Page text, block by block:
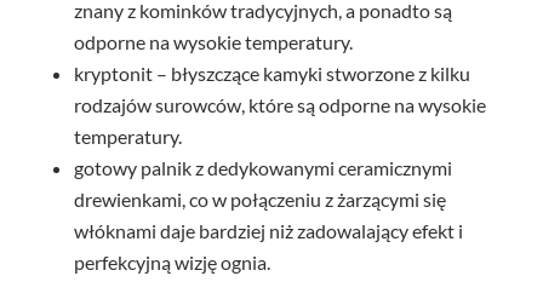
znany z kominków tradycyjnych, a ponadto są
odporne na wysokie temperatury.
kryptonit – błyszczące kamyki stworzone z kilku
rodzajów surowców, które są odporne na wysokie
temperatury.
gotowy palnik z dedykowanymi ceramicznymi
drewienkami, co w połączeniu z żarzącymi się
włóknami daje bardziej niż zadowalający efekt i
perfekcyjną wizję ognia.